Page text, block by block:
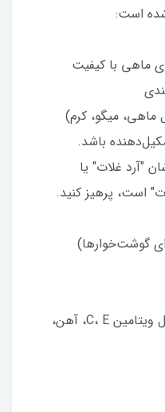
است:
با کیفیت
ماهی، میگو، کرم)
باشد.
"آرد غلات" یا
است، پرهیز کنید.
ویتامین‌ها و مواد معدنی مثل ویتامین C، E، آهن،